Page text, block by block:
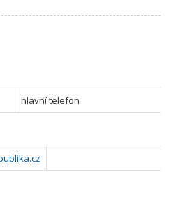
hlavní telefon